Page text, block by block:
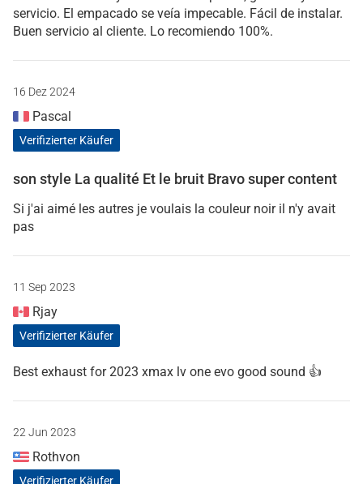
servicio. El empacado se veía impecable. Fácil de instalar.
Buen servicio al cliente. Lo recomiendo 100%.
16 Dez 2024
Pascal
Verifizierter Käufer
son style La qualité Et le bruit Bravo super content
Si j'ai aimé les autres je voulais la couleur noir il n'y avait
pas
11 Sep 2023
Rjay
Verifizierter Käufer
Best exhaust for 2023 xmax lv one evo good sound 👍
22 Jun 2023
Rothvon
Verifizierter Käufer